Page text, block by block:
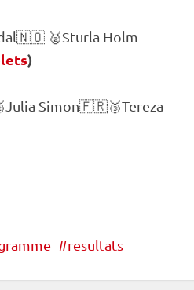
🥈Sturla Holm
)
Simon🇫🇷🥉Tereza
resultats